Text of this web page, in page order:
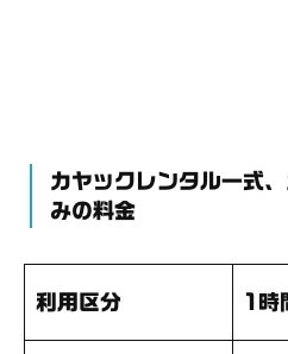
カヤックレンタル一式
みの料金
利用区分 1時